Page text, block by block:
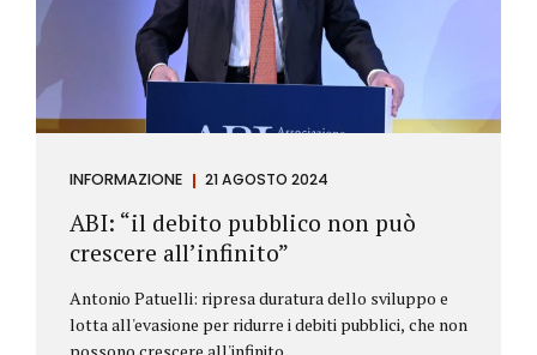
Regolamento Antiriciclaggio e la Direttiva AML;
all’AMLA, ovvero alla nuova Autorità europea che
INFORMAZIONE 21 AGOSTO 2024
ABI: “il debito pubblico non può
crescere all’infinito”
Antonio Patuelli: ripresa duratura dello sviluppo e
lotta all'evasione per ridurre i debiti pubblici, che non